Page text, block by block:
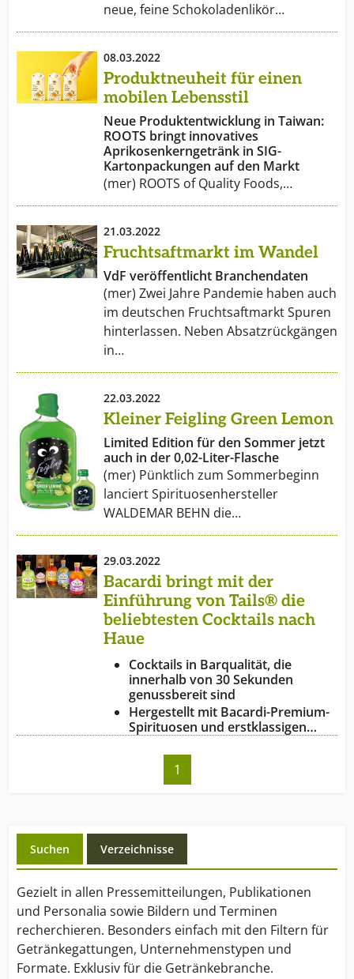
neue, feine Schokoladenlikör…
08.03.2022
Produktneuheit für einen
mobilen Lebensstil
Neue Produktentwicklung in Taiwan:
ROOTS bringt innovatives
Aprikosenkerngetränk in SIG-
Kartonpackungen auf den Markt
(mer) ROOTS of Quality Foods,…
21.03.2022
Fruchtsaftmarkt im Wandel
VdF veröffentlicht Branchendaten
(mer) Zwei Jahre Pandemie haben auch
im deutschen Fruchtsaftmarkt Spuren
hinterlassen. Neben Absatzrückgängen
in…
22.03.2022
Kleiner Feigling Green Lemon
Limited Edition für den Sommer jetzt
auch in der 0,02-Liter-Flasche
(mer) Pünktlich zum Sommerbeginn
lanciert Spirituosenhersteller
WALDEMAR BEHN die…
29.03.2022
Bacardi bringt mit der
Einführung von Tails® die
beliebtesten Cocktails nach
Haue
Cocktails in Barqualität, die
innerhalb von 30 Sekunden
genussbereit sind
Hergestellt mit Bacardi-Premium-
Spirituosen und erstklassigen…
1
Suchen Verzeichnisse
Gezielt in allen Pressemitteilungen, Publikationen
und Personalia sowie Bildern und Terminen
recherchieren. Besonders einfach mit den Filtern für
Getränkegattungen, Unternehmenstypen und
Formate. Exklusiv für die Getränkebranche.